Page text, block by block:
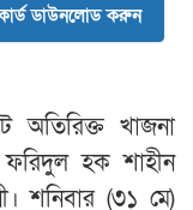
ডাউনলোড করুন
অতিরিক্ত খাজনা
হক শাহীন
শনিবার (৩১ মে)